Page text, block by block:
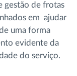
gestão de frotas
em ajudar
uma forma
evidente da
do serviço.